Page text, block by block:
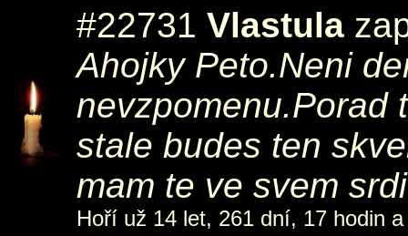
#22731 Vlastula
Ahojky Peto.Neni
nevzpomenu.Porad
stale budes ten
mam te ve svem
Hoří už 14 let, 261 dní, 17 hodin